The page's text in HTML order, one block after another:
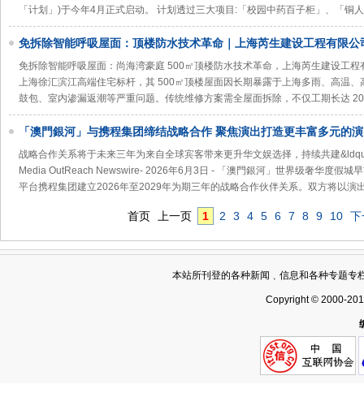
「计划」)于今年4月正式启动。 计划透过三大项目:「校园中药百子柜」、「铜
免拆除智能呼吸屋面：顶楼防水技术革命｜上海芮生建设工程有限公
免拆除智能呼吸屋面：尚海湾豪庭 500㎡顶楼防水技术革命，上海芮生建设工
上海徐汇滨江高端住宅标杆，其 500㎡顶楼屋面因长期暴露于上海多雨、高温
鼓包、室内渗漏返潮等严重问题。传统维修方案需全屋面拆除，不仅工期长达
「澳門銀河」与携程集团缔结战略合作 聚焦演出打造更丰富多元的
战略合作关系将于未来三年为来自全球宾客带来更升华文娱选择，持续共建
Media OutReach Newswire- 2026年6月3日 - 「澳門銀河」世界级奢华度假城
平台携程集团建立2026年至2029年为期三年的战略合作伙伴关系。双方将以演
首页 上一页 1 2 3 4 5 6 7 8 9 10 下
本站所刊登的各种新闻﹑信息和各种专题专
Copyright © 2000-